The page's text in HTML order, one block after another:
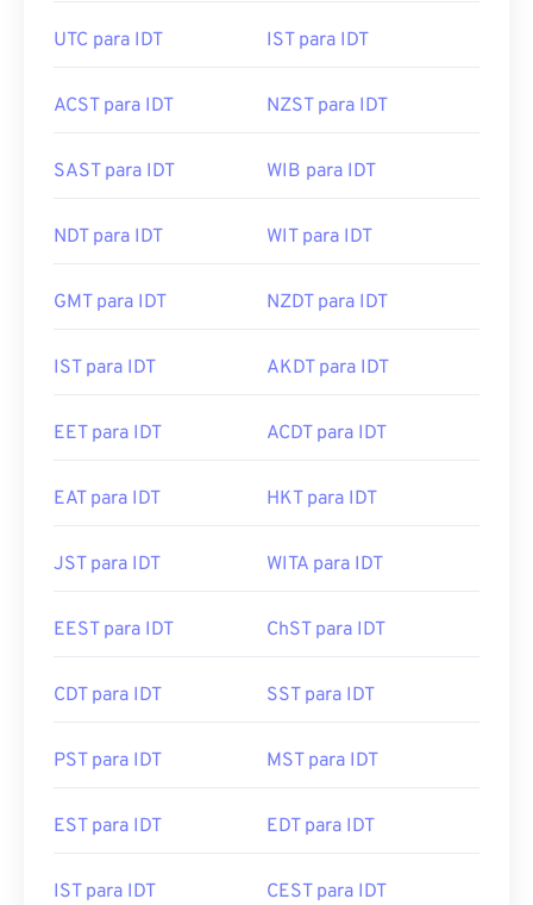
UTC para IDT IST para IDT
ACST para IDT NZST para IDT
SAST para IDT WIB para IDT
NDT para IDT WIT para IDT
GMT para IDT NZDT para IDT
IST para IDT AKDT para IDT
EET para IDT ACDT para IDT
EAT para IDT HKT para IDT
JST para IDT WITA para IDT
EEST para IDT ChST para IDT
CDT para IDT SST para IDT
PST para IDT MST para IDT
EST para IDT EDT para IDT
IST para IDT CEST para IDT